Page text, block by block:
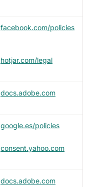
facebook.com/policies
hotjar.com/legal
docs.adobe.com
google.es/policies
consent.yahoo.com
docs.adobe.com